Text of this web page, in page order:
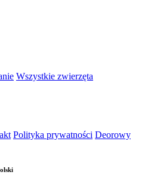
Wszystkie zwierzęta
Polityka prywatności Deorowy